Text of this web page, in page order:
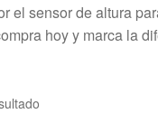
el sensor de altura
hoy y marca la